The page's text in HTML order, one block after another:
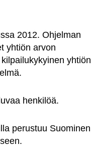
2012. Ohjelman
yhtiön arvon
yhtiön
henkilöä.
perustuu Suominen